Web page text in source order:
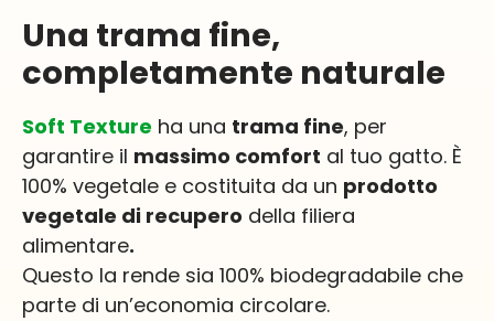
Una trama fine,
completamente naturale
Soft Texture ha una trama fine, per
garantire il massimo comfort al tuo gatto. È
100% vegetale e costituita da un prodotto
vegetale di recupero della filiera
alimentare.
Questo la rende sia 100% biodegradabile che
parte di un’economia circolare.